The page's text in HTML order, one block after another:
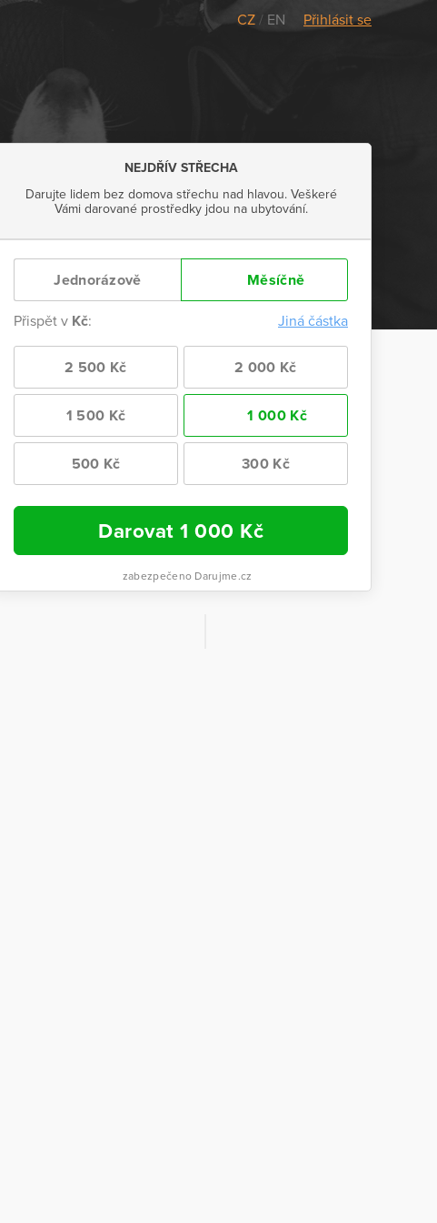
CZ / EN Přihlásit se
NEJDŘÍV STŘECHA
Darujte lidem bez domova střechu nad hlavou. Veškeré
Vámi darované prostředky jdou na ubytování.
Jednorázově Měsíčně
Přispět v Kč: Jiná částka
2 500 Kč 2 000 Kč
1 500 Kč 1 000 Kč
500 Kč 300 Kč
Darovat 1 000 Kč
zabezpečeno Darujme.cz